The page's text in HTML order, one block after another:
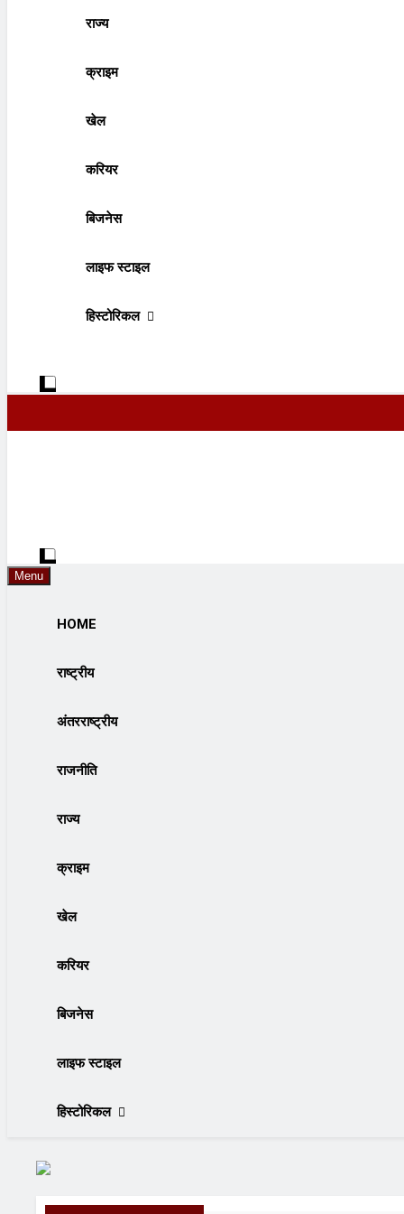
राज्य
क्राइम
खेल
करियर
बिजनेस
लाइफ स्टाइल
हिस्टोरिकल
Menu
HOME
राष्ट्रीय
अंतरराष्ट्रीय
राजनीति
राज्य
क्राइम
खेल
करियर
बिजनेस
लाइफ स्टाइल
हिस्टोरिकल